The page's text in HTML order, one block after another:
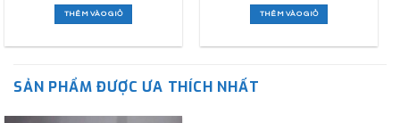
THÊM VÀO GIỎ THÊM VÀO GIỎ
SẢN PHẨM ĐƯỢC ƯA THÍCH NHẤT